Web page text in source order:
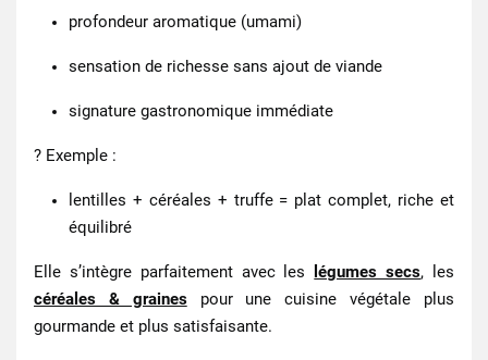
profondeur aromatique (umami)
sensation de richesse sans ajout de viande
signature gastronomique immédiate
? Exemple :
lentilles + céréales + truffe = plat complet, riche et
équilibré
Elle s’intègre parfaitement avec les légumes secs, les
céréales & grainespour une cuisine végétale plus
gourmande et plus satisfaisante.